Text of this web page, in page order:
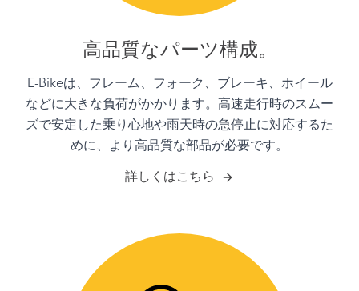
高品質なパーツ構成。
E-Bikeは、フレーム、フォーク、ブレーキ、ホイール
などに大きな負荷がかかります。高速走行時のスムー
ズで安定した乗り心地や雨天時の急停止に対応するた
めに、より高品質な部品が必要です。
詳しくはこちら